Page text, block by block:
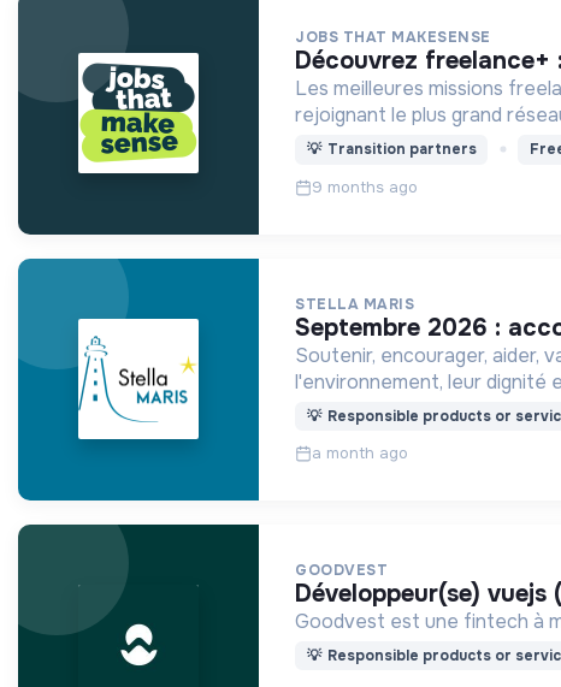
JOBS THAT MAKESENSE
découvrez
Les meilleures missions
rejoignant le plus grand
💡 Transition partners
9 months ago
STELLA MARIS
septembre 2026 :
Soutenir, encourager, aider,
l'environnement, leur dignité
💡 Responsible products or
a month ago
GOODVEST
développeur(se)
Goodvest est une fintech à
💡 Responsible products or